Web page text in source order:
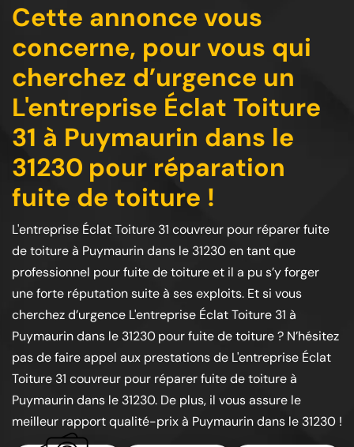
Cette annonce vous
concerne, pour vous qui
cherchez d’urgence un
L'entreprise Éclat Toiture
31 à Puymaurin dans le
31230 pour réparation
fuite de toiture !
L'entreprise Éclat Toiture 31 couvreur pour réparer fuite
de toiture à Puymaurin dans le 31230 en tant que
professionnel pour fuite de toiture et il a pu s’y forger
une forte réputation suite à ses exploits. Et si vous
cherchez d’urgence L'entreprise Éclat Toiture 31 à
Puymaurin dans le 31230 pour fuite de toiture ? N’hésitez
pas de faire appel aux prestations de L'entreprise Éclat
Toiture 31 couvreur pour réparer fuite de toiture à
Puymaurin dans le 31230. De plus, il vous assure le
meilleur rapport qualité-prix à Puymaurin dans le 31230 !